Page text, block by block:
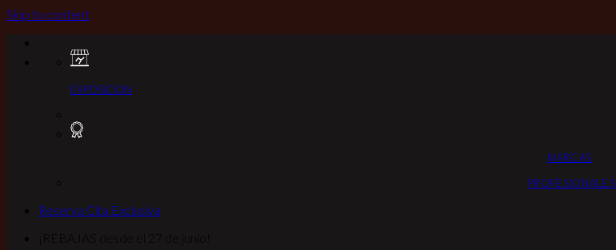
Skip to content
EXPOSICION
MARCAS
PROFESIONALES
Reserva Cita Exclusiva